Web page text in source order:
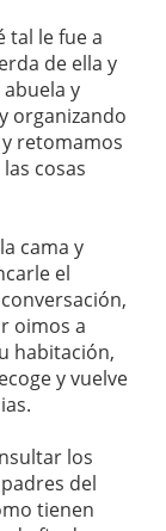
tal le fue a
de ella y
y
organizando
retomamos
cosas
cama y
el
oimos a
habitación,
y vuelve
los
del
tienen